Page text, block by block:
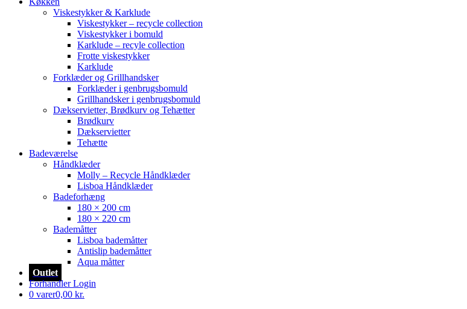
Viskestykker & Karklude
Viskestykker – recycle collection
Viskestykker i bomuld
Karklude – recyle collection
Frotte viskestykker
Karklude
Forklæder og Grillhandsker
Forklæder i genbrugsbomuld
Grillhandsker i genbrugsbomuld
Dækservietter, Brødkurv og Tehætter
Brødkurv
Dækservietter
Tehætte
Badeværelse
Håndklæder
Molly – Recycle Håndklæder
Lisboa Håndklæder
Badeforhæng
180 × 200 cm
180 × 220 cm
Bademåtter
Lisboa bademåtter
Antislip bademåtter
Aqua måtter
Outlet
Forhandler Login
0 varer0,00 kr.